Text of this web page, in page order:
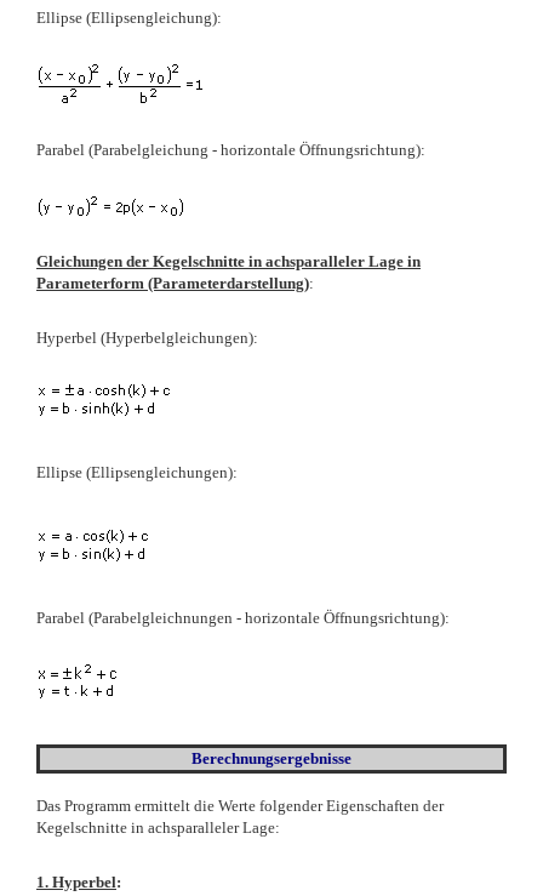
Ellipse (Ellipsengleichung):
Parabel (Parabelgleichung - horizontale Öffnungsrichtung):
Gleichungen der Kegelschnitte in achsparalleler Lage in
Parameterform (Parameterdarstellung):
Hyperbel (Hyperbelgleichungen):
Ellipse (Ellipsengleichungen):
Parabel (Parabelgleichnungen - horizontale Öffnungsrichtung):
Berechnungsergebnisse
Das Programm ermittelt die Werte folgender Eigenschaften der
Kegelschnitte in achsparalleler Lage:
1. Hyperbel: